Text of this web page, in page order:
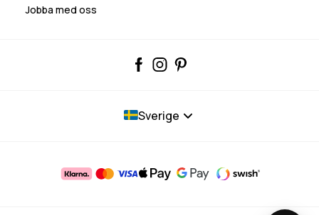
Jobba med oss
Sverige